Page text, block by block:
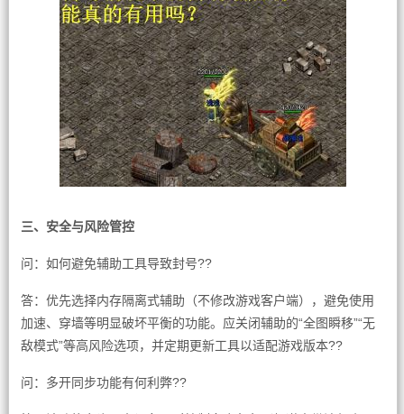
三、安全与风险管控
问：如何避免辅助工具导致封号??
答：优先选择内存隔离式辅助（不修改游戏客户端），避免使用
加速、穿墙等明显破坏平衡的功能。应关闭辅助的“全图瞬移”“无
敌模式”等高风险选项，并定期更新工具以适配游戏版本??
问：多开同步功能有何利弊??